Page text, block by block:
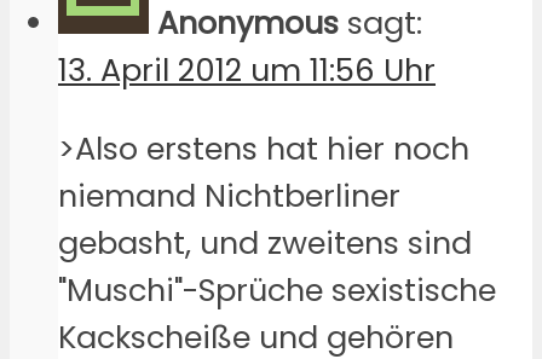
Anonymous sagt:
13. April 2012 um 11:56 Uhr
>Also erstens hat hier noch
niemand Nichtberliner
gebasht, und zweitens sind
"Muschi"-Sprüche sexistische
Kackscheiße und gehören